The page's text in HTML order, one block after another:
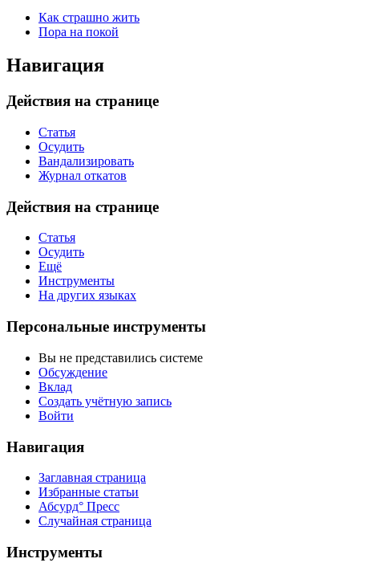
Как страшно жить
Пора на покой
Навигация
Действия на странице
Статья
Осудить
Вандализировать
Журнал откатов
Действия на странице
Статья
Осудить
Ещё
Инструменты
На других языках
Персональные инструменты
Вы не представились системе
Обсуждение
Вклад
Создать учётную запись
Войти
Навигация
Заглавная страница
Избранные статьи
Абсурд° Пресс
Случайная страница
Инструменты